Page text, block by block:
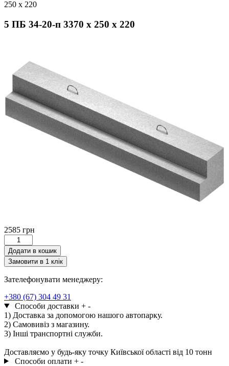
250 x 220
5 ПБ 34-20-п 3370 x 250 x 220
2585 грн
ПБ
34-
20-
п
3370
x
250
x
220
кількість
Додати в кошик
Замовити в 1 клік
Зателефонувати менеджеру:
+380 (67) 304 49 31
Способи доставки + -
1) Доставка за допомогою нашого автопарку.
2) Самовивіз з магазину.
3) Інші транспортні служби.
Доставляємо у будь-яку точку Київської області від 10 тонн
Способи оплати + -